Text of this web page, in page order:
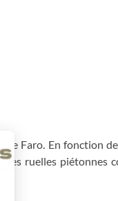
Faro. En fonction
ruelles piétonnes